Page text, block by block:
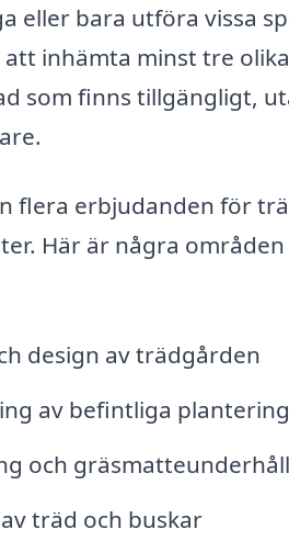
eller bara utföra vissa
att inhämta minst tre
som finns tillgängligt,
flera erbjudanden för
Här är några
design av trädgården
av befintliga
och gräsmatteunderhåll
träd och buskar